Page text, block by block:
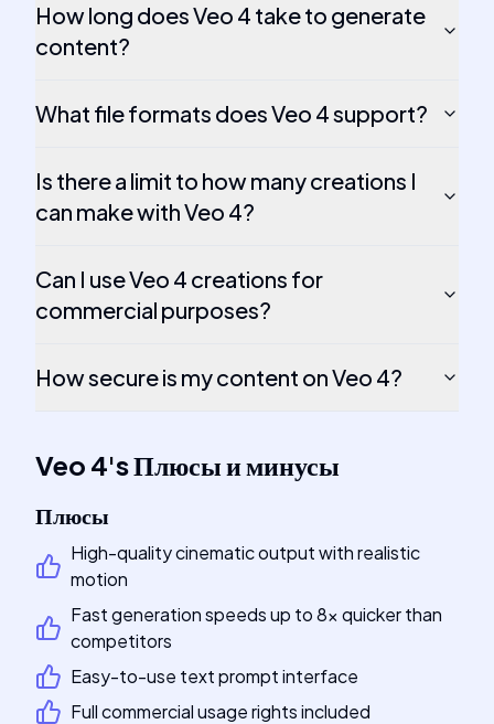
How long does Veo 4 take to generate
content?
What file formats does Veo 4 support?
Is there a limit to how many creations I
can make with Veo 4?
Can I use Veo 4 creations for
commercial purposes?
How secure is my content on Veo 4?
Veo 4'sПлюсы и минусы
Плюсы
High-quality cinematic output with realistic
motion
Fast generation speeds up to 8x quicker than
competitors
Easy-to-use text prompt interface
Full commercial usage rights included